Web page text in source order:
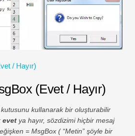
Kaynakları
Eğitimleri
/ Hayır)
(Evet / Hayır)
kutusunu kullanarak bir oluşturabilir
evet ya hayır, sözdizimi hiçbir mesaj
= MsgBox ( “Metin” şöyle bir